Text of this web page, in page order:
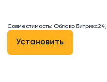
Совместимость: Облако
Установить